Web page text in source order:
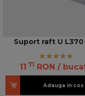
Suport raft U L370
11 71 RON /
Adauga in cos